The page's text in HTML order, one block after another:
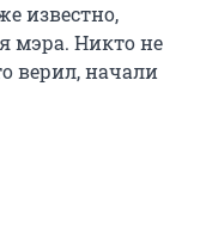
известно,
мэра. Никто не
верил, начали